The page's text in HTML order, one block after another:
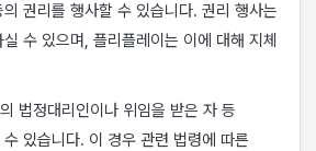
의 권리를 행사할 수 있습니다. 권리 행사는
수 있으며, 플리플레이는 이에 대해 지체
법정대리인이나 위임을 받은 자 등
있습니다. 이 경우 관련 법령에 따른